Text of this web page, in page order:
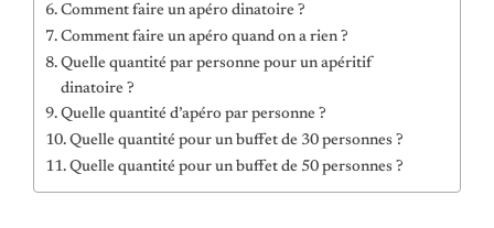
Comment faire un apéro dinatoire ?
Comment faire un apéro quand on a rien ?
Quelle quantité par personne pour un apéritif
dinatoire ?
Quelle quantité d’apéro par personne ?
Quelle quantité pour un buffet de 30 personnes ?
Quelle quantité pour un buffet de 50 personnes ?